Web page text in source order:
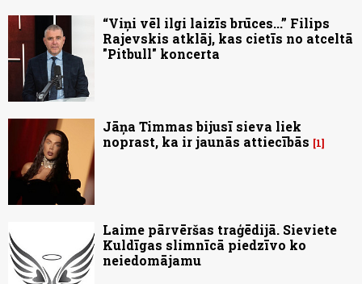
“Viņi vēl ilgi laizīs brūces...” Filips
Rajevskis atklāj, kas cietīs no atceltā
"Pitbull" koncerta
Jāņa Timmas bijusī sieva liek
noprast, ka ir jaunās attiecībās
1
Laime pārvēršas traģēdijā. Sieviete
Kuldīgas slimnīcā piedzīvo ko
neiedomājamu